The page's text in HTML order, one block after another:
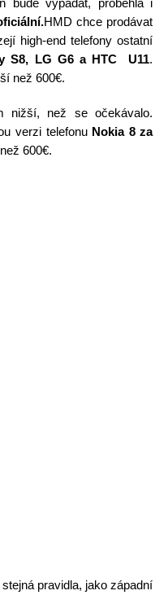
HMD chce prodávat
high-end telefony ostatní
S8, LG G6 a HTC U11.
než 600€.
nižší, než se očekávalo.
verzi telefonu Nokia 8 za
600€.
pravidla, jako západní